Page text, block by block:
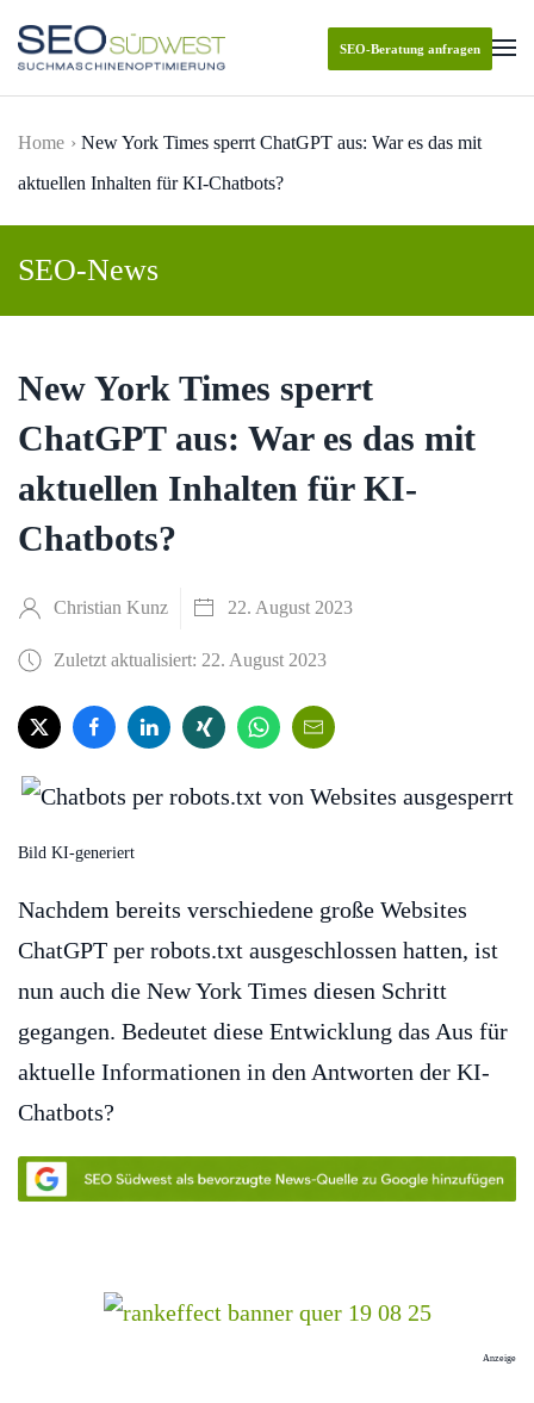
Skip to main content
SEO-Beratung anfragen
Home
New York Times sperrt ChatGPT aus: War es das mit
aktuellen Inhalten für KI-Chatbots?
SEO-News
New York Times sperrt
ChatGPT aus: War es das mit
aktuellen Inhalten für KI-
Chatbots?
Christian Kunz 22. August 2023
Zuletzt aktualisiert: 22. August 2023
Bild KI-generiert
Nachdem bereits verschiedene große Websites
ChatGPT per robots.txt ausgeschlossen hatten, ist
nun auch die New York Times diesen Schritt
gegangen. Bedeutet diese Entwicklung das Aus für
aktuelle Informationen in den Antworten der KI-
Chatbots?
Anzeige